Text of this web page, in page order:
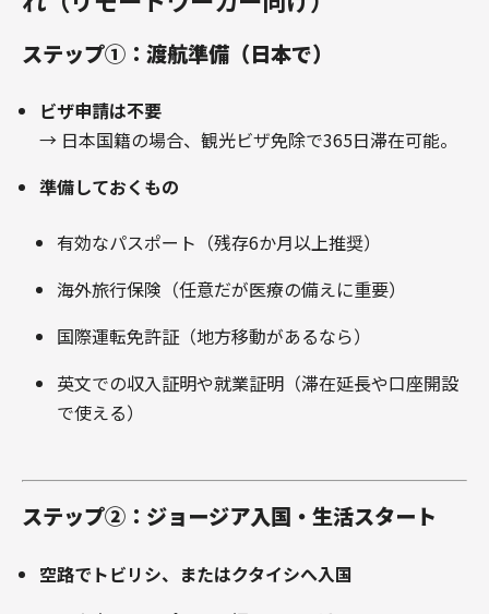
ステップ①：渡航準備（日本で）
ビザ申請は不要
→ 日本国籍の場合、観光ビザ免除で365日滞在可能。
準備しておくもの
有効なパスポート（残存6か月以上推奨）
海外旅行保険（任意だが医療の備えに重要）
国際運転免許証（地方移動があるなら）
英文での収入証明や就業証明（滞在延長や口座開設
で使える）
ステップ②：ジョージア入国・生活スタート
空路でトビリシ、またはクタイシへ入国